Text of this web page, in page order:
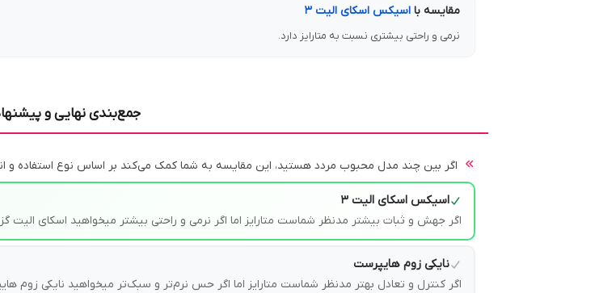
مقایسه با اسیکس اسکای الیت ۳
نرمی و راحتی بیشتری نسبت به متارایز دارد.
جمع‌بندی نهایی و
اگر بین چند مدل محبوب مردد هستید، این مقایسه به شما کمک می‌کند بر اساس نوع استفاده و
اسیکس اسکای الیت ۳
اگر جهش و ثبات بیشتر مدنظر شماست متارایز اما اگر نرمی و راحتی بیشتر میخواهید اسکای الیت
نایکی زوم هایپرست
اگر کنترل و تعادل بهتر مدنظر شماست متارایز اما اگر حس نرم‌تر و سبک‌تر میخواهید نایکی زوم